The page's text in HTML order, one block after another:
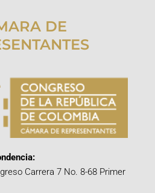
DE
Carrera 7 No. 8-68 Primer